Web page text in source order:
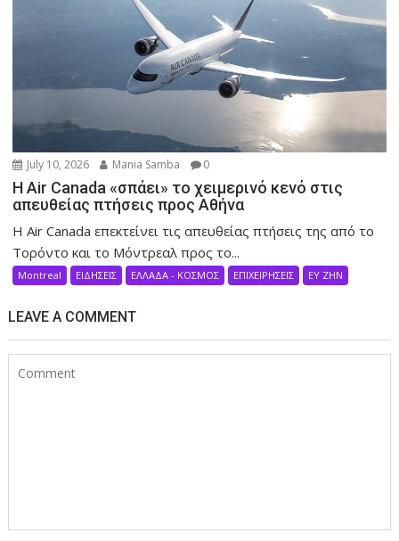
July 10, 2026 Mania Samba 0
Η Air Canada «σπάει» το χειμερινό κενό στις
απευθείας πτήσεις προς Αθήνα
Η Air Canada επεκτείνει τις απευθείας πτήσεις της από το
Τορόντο και το Μόντρεαλ προς το...
Montreal ΕΙΔΗΣΕΙΣ ΕΛΛΑΔΑ - ΚΟΣΜΟΣ ΕΠΙΧΕΙΡΗΣΕΙΣ ΕΥ ΖΗΝ
LEAVE A COMMENT